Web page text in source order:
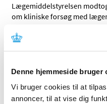
Denne hjemmeside bruger
Vi bruger cookies til at
annoncer, til at vise dig
Lægemiddelstyrelsen
om kliniske forsøg med
Årsrapport for
Lægemiddelstyrelsen har
indberetninger af fejl, svigt